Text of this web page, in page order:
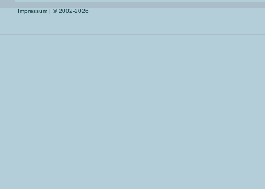
Impressum | © 2002-2026